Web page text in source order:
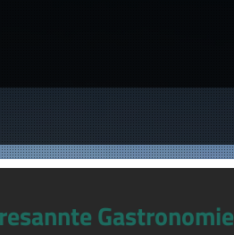
Gastronomie